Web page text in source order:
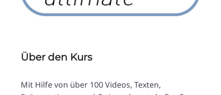
Über den Kurs
Mit Hilfe von über 100 Videos, Texten,